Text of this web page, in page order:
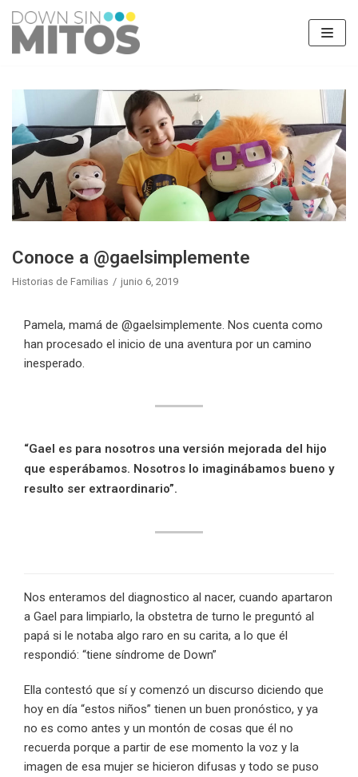
Saltar
al
contenido
Conoce a @gaelsimplemente
Historias de Familias junio 6, 2019
Pamela, mamá de @gaelsimplemente. Nos cuenta como
han procesado el inicio de una aventura por un camino
inesperado.
“Gael es para nosotros una versión mejorada del hijo
que esperábamos. Nosotros lo imaginábamos bueno y
resulto ser extraordinario”.
Nos enteramos del diagnostico al nacer, cuando apartaron
a Gael para limpiarlo, la obstetra de turno le preguntó al
papá si le notaba algo raro en su carita, a lo que él
respondió: “tiene síndrome de Down”
Ella contestó que sí y comenzó un discurso diciendo que
hoy en día “estos niños” tienen un buen pronóstico, y ya
no es como antes y un montón de cosas que él no
recuerda porque a partir de ese momento la voz y la
imagen de esa mujer se hicieron difusas y todo se puso